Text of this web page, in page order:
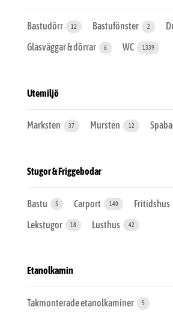
Bastudörr 12 Bastufönster 2
Glasväggar & dörrar 6 WC 1339
Utemiljö
Marksten 37 Mursten 12
Stugor & Friggebodar
Bastu 5 Carport 140 Fritidshus
Lekstugor 18 Lusthus 42
Etanolkamin
Takmonterade etanolkaminer 5